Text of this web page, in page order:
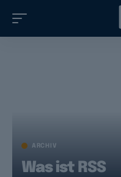
ARCHIV
Was ist RSS